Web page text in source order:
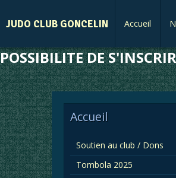
POSSIBILITE DE
JUDO CLUB GONCELIN Accueil
Accueil
Soutien au club / Dons
Tombola 2025